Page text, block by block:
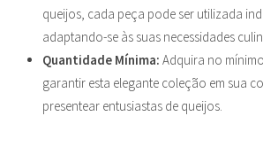
queijos, cada peça pode ser utilizada
adaptando-se às suas necessidades
Quantidade Mínima: Adquira no
garantir esta elegante coleção em sua
presentear entusiastas de queijos.